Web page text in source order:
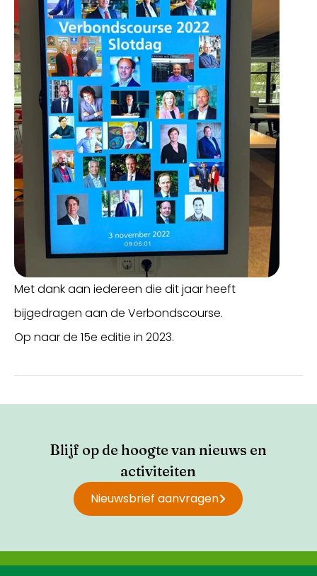
Met dank aan iedereen die dit jaar heeft
bijgedragen aan de Verbondscourse.
Op naar de 15e editie in 2023.
Blijf op de hoogte van nieuws en
activiteiten
Nieuwsbrief aanvragen